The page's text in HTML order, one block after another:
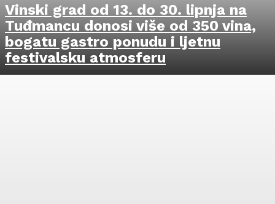
Vinski grad od 13. do 30. lipnja na
Tuđmancu donosi više od 350 vina,
bogatu gastro ponudu i ljetnu
festivalsku atmosferu